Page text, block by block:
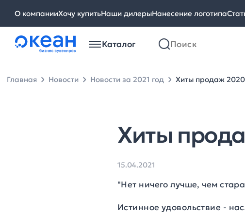
О компанииХочу купитьНаши дилерыНанесение логотипа
Каталог
Главная Новости Новости за 2021 год Хиты продаж 2020
Хиты
15.04.2021
"Нет ничего лучше, чем
Истинное удовольствие -